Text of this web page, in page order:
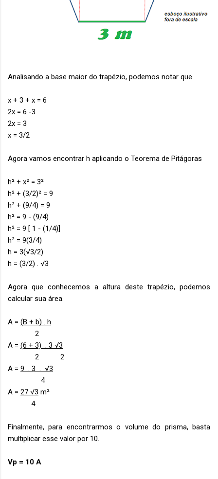
Analisando a base maior do trapézio, podemos notar que
x + 3 + x = 6
2x = 6 -3
2x = 3
x = 3/2
Agora vamos encontrar h aplicando o Teorema de Pitágoras
h² + x² = 3²
h² + (3/2)² = 9
h² + (9/4) = 9
h² = 9 - (9/4)
h² = 9 [ 1 - (1/4)]
h² = 9(3/4)
h = 3(√3/2)
h = (3/2) . √3
Agora que conhecemos a altura deste trapézio, podemos
calcular sua área.
A = (B + b) . h
2
A = (6 + 3) . 3 √3
2 2
A = 9 . 3 . √3
4
A = 27 √3 m²
4
Finalmente, para encontrarmos o volume do prisma, basta
multiplicar esse valor por 10.
Vp = 10 A